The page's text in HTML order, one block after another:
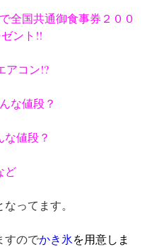
全国共通御食事券２００
ント!!
アコン!?
な値段？
値段？
ど
ってます。
すのでかき氷を用意しま